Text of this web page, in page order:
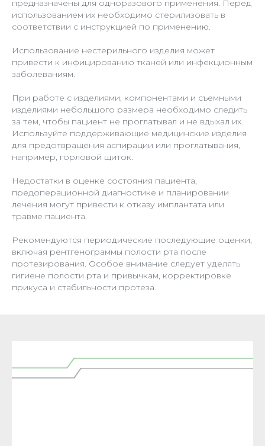
предназначены для одноразового применения. Перед
использованием их необходимо стерилизовать в
соответствии с инструкцией по применению.
Использование нестерильного изделия может
привести к инфицированию тканей или инфекционным
заболеваниям.
При работе с изделиями, компонентами и съемными
изделиями небольшого размера необходимо следить
за тем, чтобы пациент не проглатывал и не вдыхал их.
Используйте поддерживающие медицинские изделия
для предотвращения аспирации или проглатывания,
например, горловой щиток.
Недостатки в оценке состояния пациента,
предоперационной диагностике и планировании
лечения могут привести к отказу имплантата или
травме пациента.
Рекомендуются периодические последующие оценки,
включая рентгенограммы полости рта после
протезирования. Особое внимание следует уделять
гигиене полости рта и привычкам, корректировке
прикуса и стабильности протеза.